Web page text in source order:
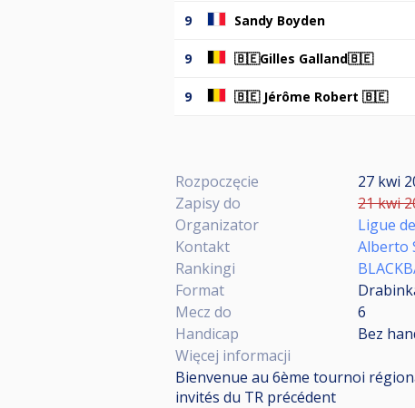
9 Sandy Boyden
9 🇧🇪Gilles Galland🇧🇪
9 🇧🇪 Jérôme Robert 🇧🇪
Rozpoczęcie 27 kwi
Zapisy do
21 kwi
Organizator
Ligue
Kontakt
Alberto
Rankingi
Format
Mecz do
6
Handicap
Bez
Więcej informacji
Bienvenue au 6ème tournoi
invités du TR précédent